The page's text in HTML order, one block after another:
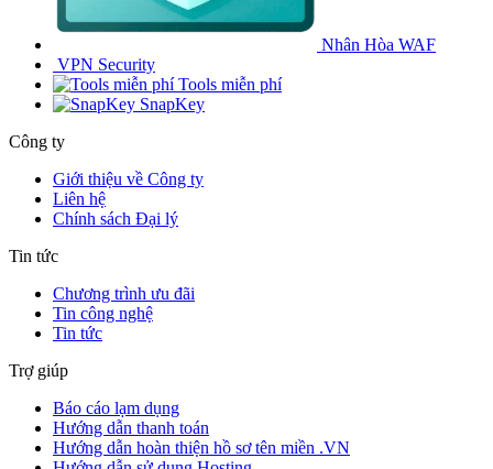
Nhân Hòa WAF
VPN Security
Tools miễn phí
SnapKey
Công ty
Giới thiệu về Công ty
Liên hệ
Chính sách Đại lý
Tin tức
Chương trình ưu đãi
Tin công nghệ
Tin tức
Trợ giúp
Báo cáo lạm dụng
Hướng dẫn thanh toán
Hướng dẫn hoàn thiện hồ sơ tên miền .VN